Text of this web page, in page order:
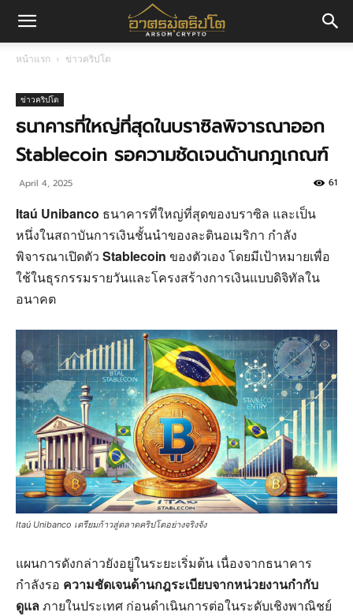
มค
ปโต
หน้าแรก ข่าวคริปโต
ข่าวคริปโต
ธนาคารที่ใหญ่ที่สุดในบราซิลพิจารณาออก
Stablecoin รอความชัดเจนด้านกฎเกณฑ์
April 4, 2025 61
Itaú Unibanco ธนาคารที่ใหญ่ที่สุดของบราซิล และเป็น
หนึ่งในสถาบันการเงินชั้นนำของละตินอเมริกา กำลัง
พิจารณาเปิดตัว Stablecoin ของตัวเอง โดยมีเป้าหมายเพื่อ
ใช้ในธุรกรรมรายวันและโครงสร้างการเงินแบบดิจิทัลใน
อนาคต
Itaú Unibanco เตรียมก้าวสู่ตลาดคริปโตอย่างจริงจัง
แผนการดังกล่าวยังอยู่ในระยะเริ่มต้น เนื่องจากธนาคาร
กำลังรอ ความชัดเจนด้านกฎระเบียบจากหน่วยงานกำกับ
ดูแลภายในประเทศ ก่อนดำเนินการต่อในระดับเชิงพาณิชย์